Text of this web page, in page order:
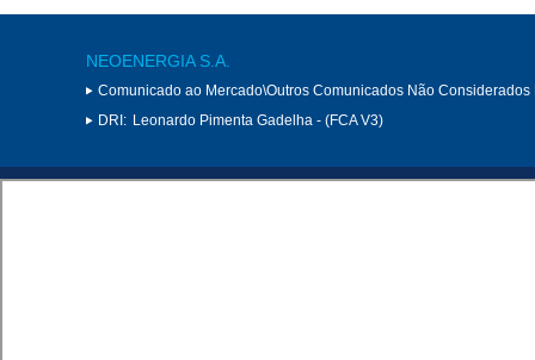
NEOENERGIA S.A.
Comunicado ao Mercado\Outros Comunicados Não Considerados
DRI: Leonardo Pimenta Gadelha - (FCA V3)